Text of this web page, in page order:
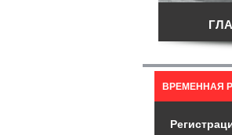
ВРЕМЕННАЯ